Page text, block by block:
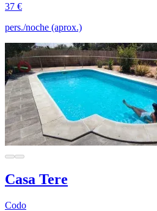
37 €
pers./noche (aprox.)
Casa Tere
Codo